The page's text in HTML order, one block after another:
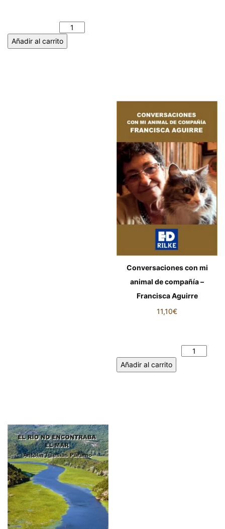
Añadir al carrito
Conversaciones con mi
animal de compañía –
Francisca Aguirre
11,10€
Añadir al carrito